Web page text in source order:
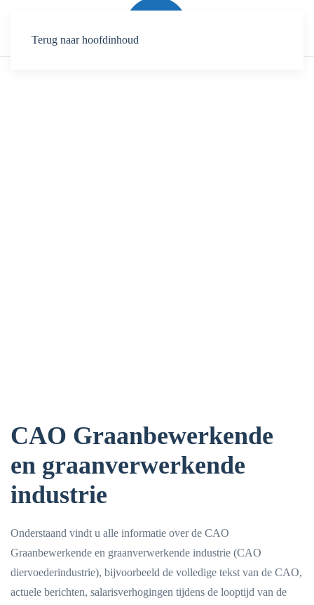
Terug naar hoofdinhoud
CAO Graanbewerkende
en graanverwerkende
industrie
Onderstaand vindt u alle informatie over de CAO
Graanbewerkende en graanverwerkende industrie (CAO
diervoederindustrie), bijvoorbeeld de volledige tekst van de CAO,
actuele berichten, salarisverhogingen tijdens de looptijd van de